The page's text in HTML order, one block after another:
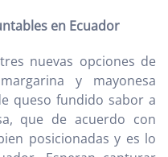
en Ecuador
nuevas opciones de
y mayonesa
queso fundido sabor a
que de acuerdo con
posicionadas y es lo